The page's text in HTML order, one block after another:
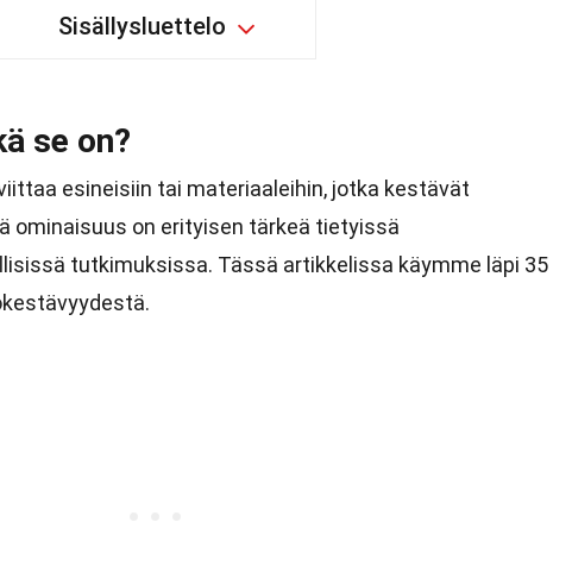
Sisällysluettelo
se on?
esineisiin tai materiaaleihin, jotka kestävät
ominaisuus on erityisen tärkeä tietyissä
tutkimuksissa. Tässä artikkelissa käymme läpi 35